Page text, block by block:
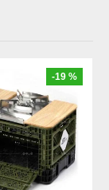
-19 %